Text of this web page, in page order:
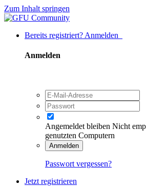
Zum Inhalt springen
Bereits registriert? Anmelden
Anmelden
Angemeldet bleiben Nicht
genutzten Computern
Anmelden
Passwort vergessen?
Jetzt registrieren